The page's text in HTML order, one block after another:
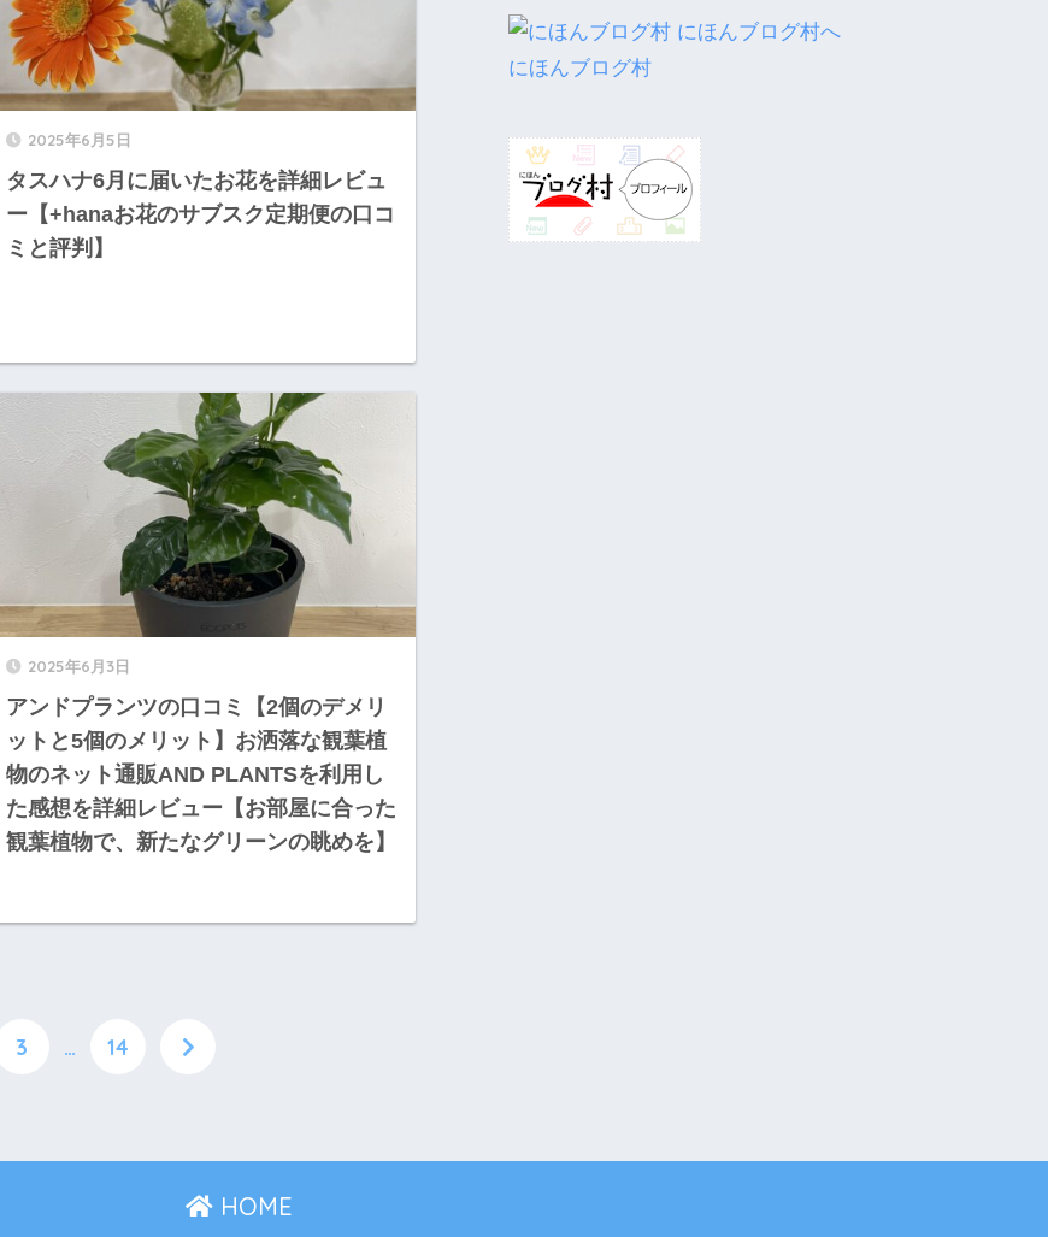
2025年6月5日
タスハナ6月に届いたお花を詳細レビュ
ー【+hanaお花のサブスク定期便の口コ
ミと評判】
2025年6月3日
アンドプランツの口コミ【2個のデメリ
ットと5個のメリット】お洒落な観葉植
物のネット通販AND PLANTSを利用し
た感想を詳細レビュー【お部屋に合った
観葉植物で、新たなグリーンの眺めを】
3 … 14
にほんブログ村
HOME